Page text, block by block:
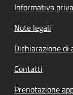
Informativa
Note legali
Dichiarazione di
Contatti
Prenotazione